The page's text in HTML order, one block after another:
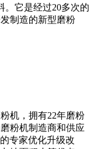
。它是经过20多次的
制造的新型磨粉
机，拥有22年磨粉
粉机制造商和供应
专家优化升级改